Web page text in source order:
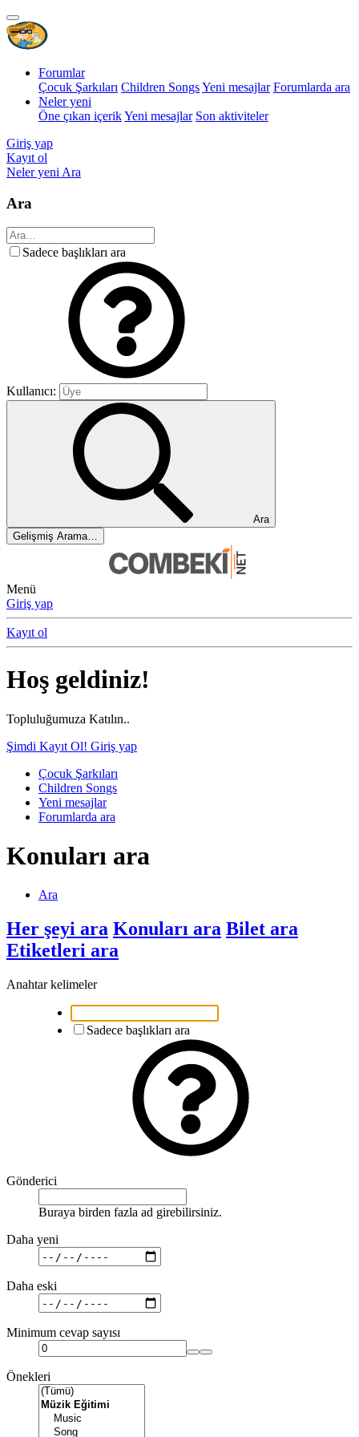
Forumlar
Çocuk Şarkıları Children SongsYeni mesajlar Forumlarda ara
Neler yeni
Öne çıkan içerikYeni mesajlar Son aktiviteler
Giriş yap
Kayıt ol
Neler yeni Ara
Ara
Sadece başlıkları ara
Kullanıcı:
Ara
Gelişmiş Arama…
Menü
Giriş yap
Kayıt ol
Hoş geldiniz!
Topluluğumuza Katılın..
Şimdi Kayıt Ol! Giriş yap
Çocuk Şarkıları
Children Songs
Yeni mesajlar
Forumlarda ara
Konuları ara
Ara
Her şeyi ara Konuları ara Bilet ara
Etiketleri ara
Anahtar kelimeler
Sadece başlıkları ara
Gönderici
Buraya birden fazla ad girebilirsiniz.
Daha yeni
Daha eski
Minimum cevap sayısı
Önekleri